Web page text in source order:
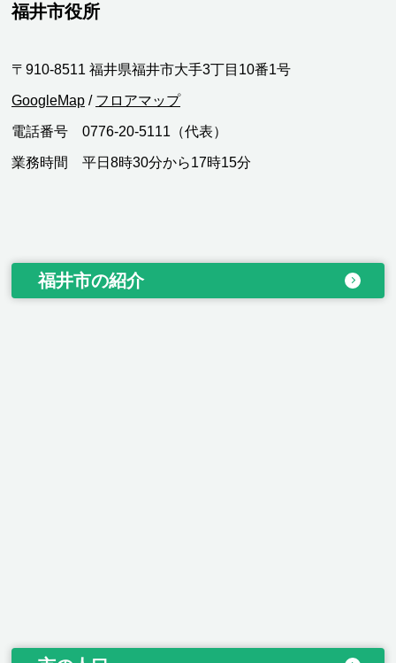
福井市役所
〒910-8511 福井県福井市大手3丁目10番1号
GoogleMap / フロアマップ
電話番号 0776-20-5111（代表）
業務時間 平日8時30分から17時15分
福井市の紹介